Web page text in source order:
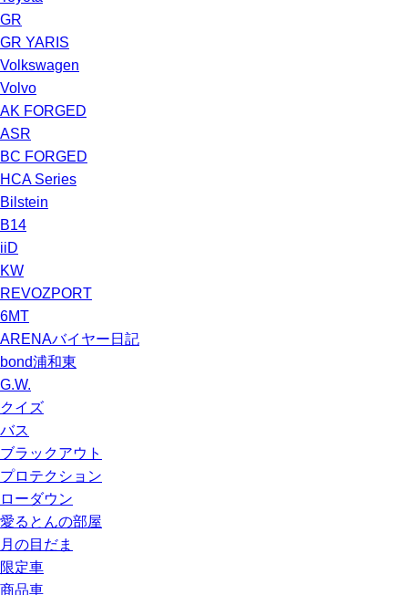
GR
GR YARIS
Volkswagen
Volvo
AK FORGED
ASR
BC FORGED
HCA Series
Bilstein
B14
iiD
KW
REVOZPORT
6MT
ARENAバイヤー日記
bond浦和東
G.W.
クイズ
バス
ブラックアウト
プロテクション
ローダウン
愛るとんの部屋
月の目だま
限定車
商品車